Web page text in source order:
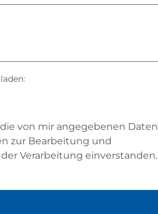
von mir angegebenen Daten
zur Bearbeitung und
Verarbeitung einverstanden.